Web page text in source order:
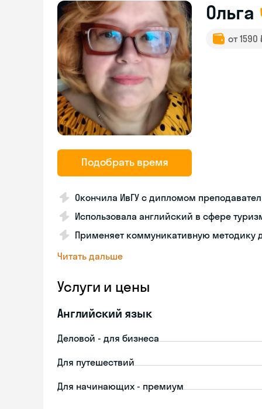
Подобрать время
Ольга
от
Окончила ИвГУ с дипломом
Использовала английский в сфере
Применяет коммуникативную методику
Читать дальше
Услуги и цены
Английский язык
Деловой - для бизнеса
Для путешествий
Для начинающих - премиум